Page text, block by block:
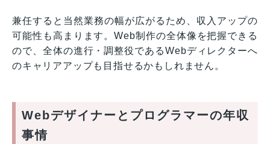
兼任すると当然業務の幅が広がるため、収入アップの
可能性も高まります。Web制作の全体像を把握できる
ので、全体の進行・調整役であるWebディレクターへ
のキャリアアップも目指せるかもしれません。
Webデザイナーとプログラマーの年収
事情